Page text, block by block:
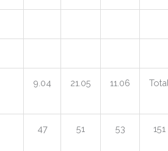
9.04 21.05 11.06
47 51 53 151